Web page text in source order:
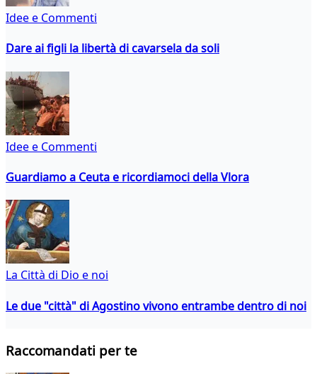
Idee e Commenti
Dare ai figli la libertà di cavarsela da soli
Idee e Commenti
Guardiamo a Ceuta e ricordiamoci della Vlora
La Città di Dio e noi
Le due "città" di Agostino vivono entrambe dentro di noi
Raccomandati per te